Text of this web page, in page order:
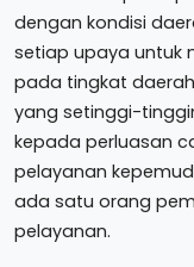
dengan kondisi
setiap upaya untuk
pada tingkat
yang setinggi-
kepada perluasan
pelayanan
ada satu orang
pelayanan.